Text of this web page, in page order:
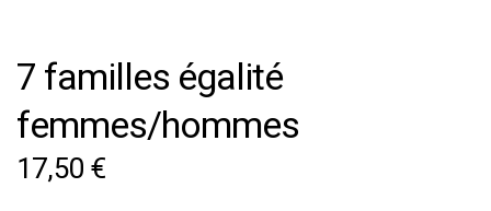
7 familles égalité
femmes/hommes
17,50 €